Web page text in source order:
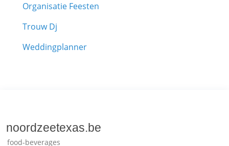
Organisatie Feesten
Trouw Dj
Weddingplanner
noordzeetexas.be
food-beverages